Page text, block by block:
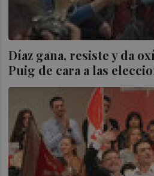
Díaz gana, resiste y da
Puig de cara a las